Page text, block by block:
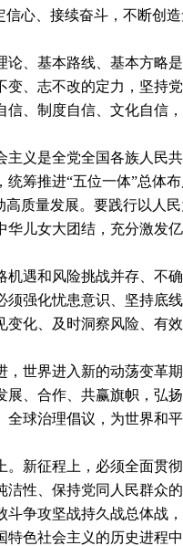
心、接续奋斗，不断创
、基本路线、基本方略
、志不改的定力，坚持
信、制度自信、文化自信
义是全党全国各族人民
筹推进“五位一体”总体
质量发展。要践行以人
儿女大团结，充分激发
遇和风险挑战并存、不
须强化忧患意识、坚持底
变化、及时洞察风险、有
世界进入新的动荡变革期
展、合作、共赢旗帜，弘
全球治理倡议，为世界和
新征程上，必须全面贯
性、保持党同人民群众
争攻坚战持久战总体战
色社会主义的历史进程